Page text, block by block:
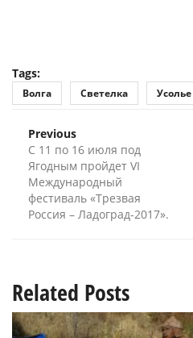
Tags:
Волга Светелка Усолье
Previous
С 11 по 16 июля под
Ягодным пройдет VI
Международный
фестиваль «Трезвая
Россия – Ладоград-2017».
Related Posts